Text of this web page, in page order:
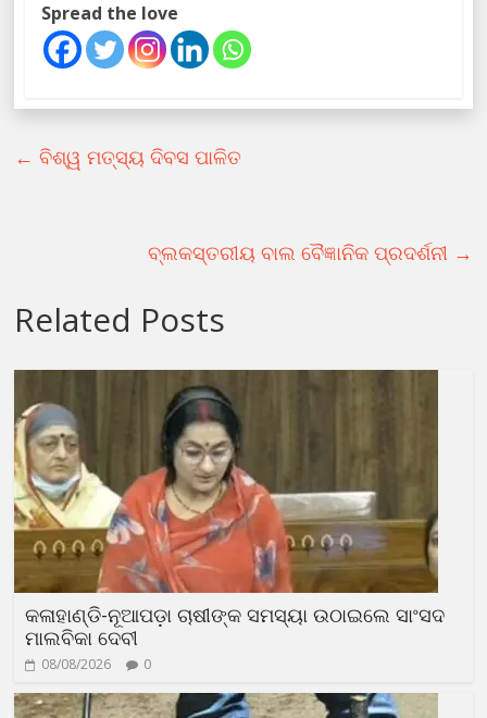
Spread the love
← ବିଶ୍ୱ ମତ୍ସ୍ୟ ଦିବସ ପାଳିତ
ବ୍ଲକସ୍ତରୀୟ ବାଲ ବୈଜ୍ଞାନିକ ପ୍ରଦର୍ଶନୀ →
Related Posts
କଳାହାଣ୍ଡି-ନୂଆପଡ଼ା ଚାଷୀଙ୍କ ସମସ୍ୟା ଉଠାଇଲେ ସାଂସଦ
ମାଲବିକା ଦେବୀ
08/08/2026 0